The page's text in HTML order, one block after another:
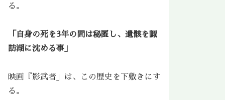
る。
「自身の死を3年の間は秘匿し、遺骸を諏
訪湖に沈める事」
映画『影武者」は、この歴史を下敷きにす
る。